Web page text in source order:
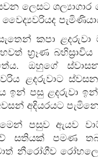
ලෙසට ශල්‍යාගාර
කපා
භ්‍රෑණ බහිස්‍රාවිය
ඔහුගේ
ළදරුවාට
ඉන් පසු ළදරුවා
අදියරයට
පසුව ඇයව
සතියක් පමණ
නීරෝගීව